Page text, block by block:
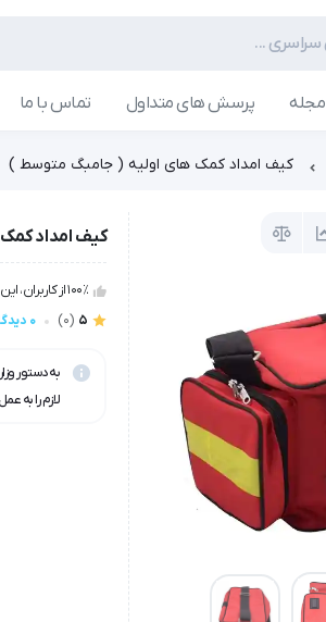
مجله پرسش های متداول تماس با ما
کیف امداد کمک های اولیه ( جامبگ متوسط )
کیف امداد
100٪ از کاربران، این کالا را پیشنهاد کرده اند.
5
(0) 0 دیدگاه
به دستور
لازم را به